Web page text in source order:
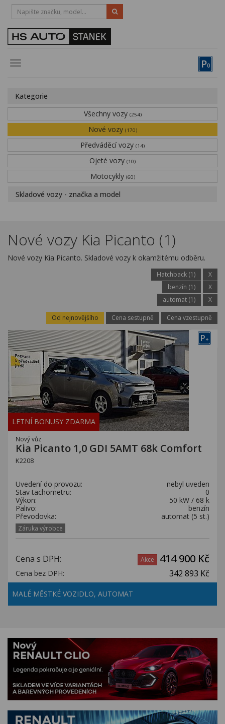
P0
Toggle
HOTLINE:
STRAKONICE-383 335 366
Obytné vozy
Financování
Novinky
Kariéra
Kontakty
Kategorie
Všechny vozy (254)
Nové vozy (170)
Předváděcí vozy (14)
Ojeté vozy (10)
Motocykly (60)
Skladové vozy - značka a model
Nové vozy Kia Picanto (1)
Nové vozy Kia Picanto. Skladové vozy k okamžitému odběru.
Hatchback (1)
X
benzín (1)
X
automat (1)
X
Od nejnovějšího Cena sestupně Cena vzestupně
P+
LETNÍ BONUSY ZDARMA
Nový vůz
Kia Picanto 1,0 GDI 5AMT 68k Comfort
K2208
Uvedení do provozu:
nebyl uveden
Stav tachometru:
0
Výkon:
50 kW / 68 k
Palivo:
benzín
Převodovka:
automat (5 st.)
Záruka výrobce
Cena s DPH: Akce 414 900 Kč
Cena bez DPH: 342 893 Kč
MALÉ MĚSTKÉ VOZIDLO, AUTOMAT